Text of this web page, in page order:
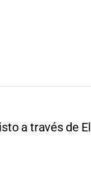
a través de El